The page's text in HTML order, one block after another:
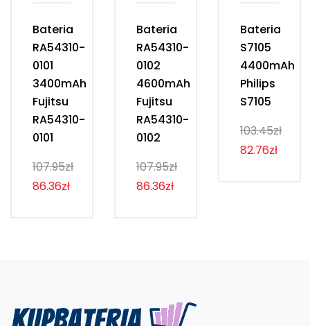
Bateria
RA54310-
0101
3400mAh
Fujitsu
RA54310-
0101
107.95zł
86.36zł
Bateria
RA54310-
0102
4600mAh
Fujitsu
RA54310-
0102
107.95zł
86.36zł
Bateria
S7105
4400mAh
Philips
S7105
103.45zł
82.76zł